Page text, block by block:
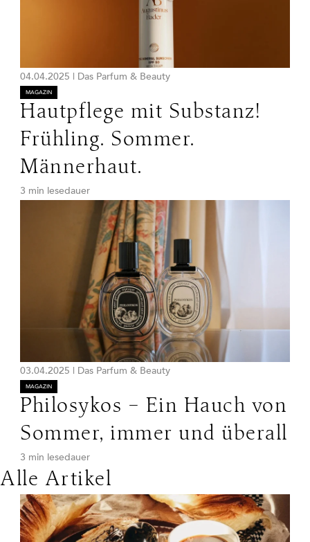
04.04.2025 | Das Parfum & Beauty
MAGAZIN
Hautpflege mit Substanz!
Frühling. Sommer.
Männerhaut.
3 min lesedauer
03.04.2025 | Das Parfum & Beauty
MAGAZIN
Philosykos – Ein Hauch von
Sommer, immer und überall
3 min lesedauer
Alle Artikel